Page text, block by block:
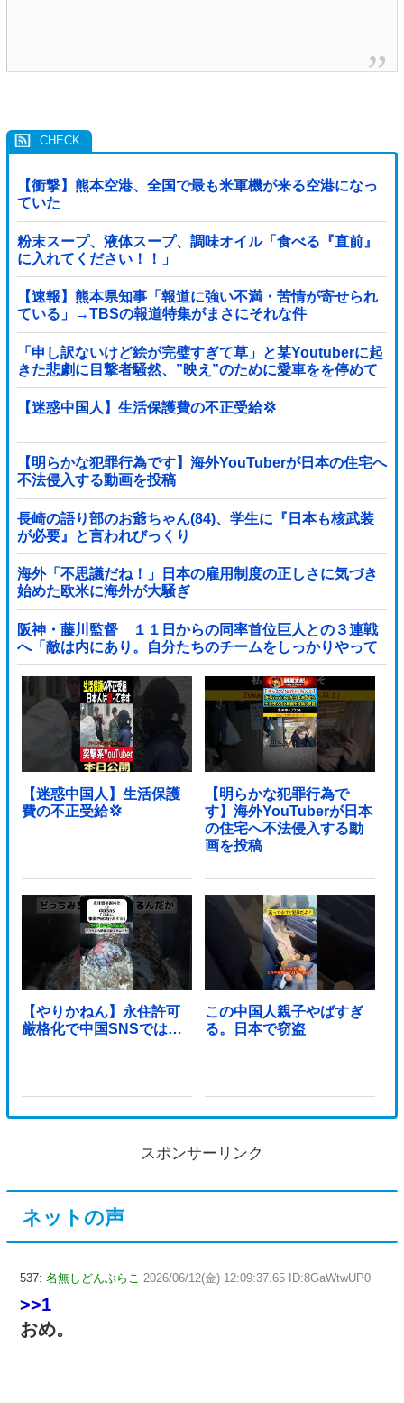
【衝撃】熊本空港、全国で最も米軍機が来る空港になっ
ていた
粉末スープ、液体スープ、調味オイル「食べる『直前』
に入れてください！！」
【速報】熊本県知事「報道に強い不満・苦情が寄せられ
ている」→TBSの報道特集がまさにそれな件
「申し訳ないけど絵が完璧すぎて草」と某Youtuberに起
きた悲劇に目撃者騒然、”映え”のために愛車をを停めて
撮影していたら……
【迷惑中国人】生活保護費の不正受給💢
【明らかな犯罪行為です】海外YouTuberが日本の住宅へ
不法侵入する動画を投稿
長崎の語り部のお爺ちゃん(84)、学生に『日本も核武装
が必要』と言われびっくり
海外「不思議だね！」日本の雇用制度の正しさに気づき
始めた欧米に海外が大騒ぎ
阪神・藤川監督 １１日からの同率首位巨人との３連戦
へ「敵は内にあり。自分たちのチームをしっかりやって
いく」他
【迷惑中国人】生活保護
費の不正受給💢
【明らかな犯罪行為で
す】海外YouTuberが日本
の住宅へ不法侵入する動
画を投稿
【やりかねん】永住許可
厳格化で中国SNSでは…
この中国人親子やばすぎ
る。日本で窃盗
スポンサーリンク
ネットの声
537: 名無しどんぶらこ 2026/06/12(金) 12:09:37.65 ID:8GaWtwUP0
>>1
おめ。